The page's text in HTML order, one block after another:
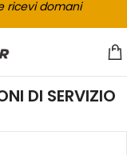
ricevi domani
DI SERVIZIO